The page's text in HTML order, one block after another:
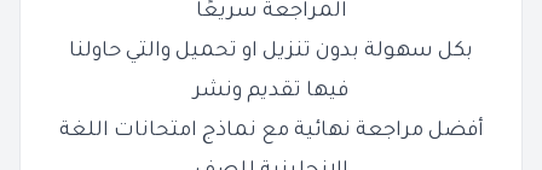
المراجعة سريعًا
بكل سهولة بدون تنزيل او تحميل والتي حاولنا
فيها تقديم ونشر
أفضل مراجعة نهائية مع نماذج امتحانات اللغة